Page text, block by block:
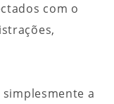
com o
a